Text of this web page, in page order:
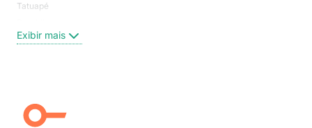
Tatuapé
Centro
Campo Belo
Ipiranga
Exibir mais